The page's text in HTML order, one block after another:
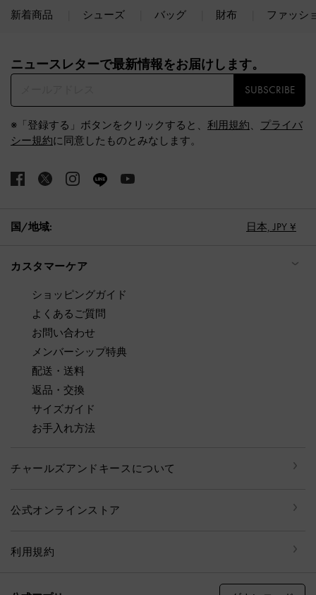
新着商品 シューズ バッグ 財布 ファッシ
ニュースレターで最新情報をお届けします。​
SUBSCRIBE
※「登録する」ボタンをクリックすると、 利用規約、 プライバ
シー規約に同意したものとみなします。
国/地域: 日本, JPY ¥
カスタマーケア
ショッピングガイド
よくあるご質問
お問い合わせ
メンバーシップ特典
配送・送料
返品・交換
サイズガイド
お手入れ方法
チャールズアンドキースについて
公式オンラインストア
利用規約